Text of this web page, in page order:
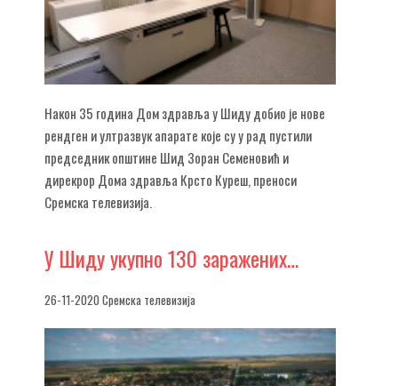
Након 35 година Дом здравља у Шиду добио је нове
рендген и ултразвук апарате које су у рад пустили
председник општине Шид Зоран Семеновић и
дирекрор Дома здравља Крсто Куреш, преноси
Сремска телевизија.
У Шиду укупно 130 заражених…
26-11-2020 Сремска телевизија